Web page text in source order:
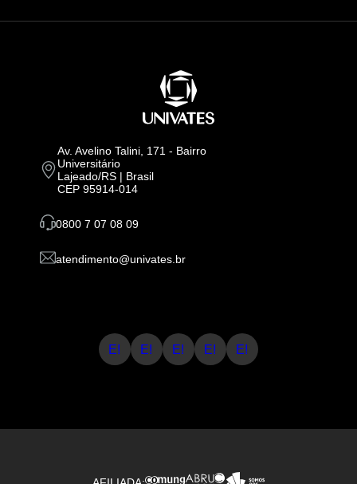
Av. Avelino Talini, 171 - Bairro
Universitário
Lajeado/RS | Brasil
CEP 95914-014
0800 7 07 08 09
atendimento@univates.br
E! E! E! E! E!